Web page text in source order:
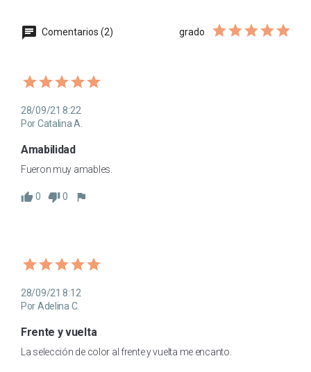
Comentarios (2) grado
28/09/21 8:22
Por Catalina A.
Amabilidad
Fueron muy amables.
0 0
28/09/21 8:12
Por Adelina C.
Frente y vuelta
La selección de color al frente y vuelta me encanto.